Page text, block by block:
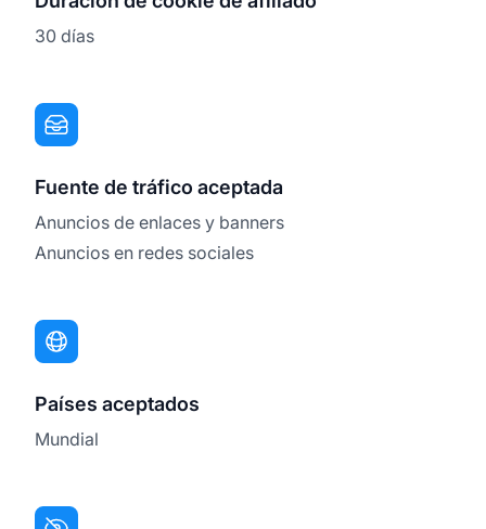
30 días
Fuente de tráfico aceptada
Anuncios de enlaces y banners
Anuncios en redes sociales
Países aceptados
Mundial